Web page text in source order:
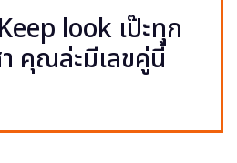
look เป๊ะทุก
คุณล่ะมีเลขคู่นี้